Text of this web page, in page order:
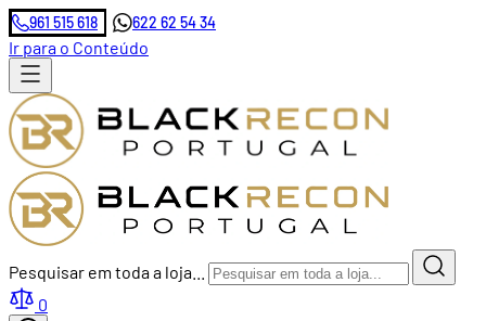
961 515 618 622 62 54 34
Ir para o Conteúdo
Pesquisar em toda a loja...
0